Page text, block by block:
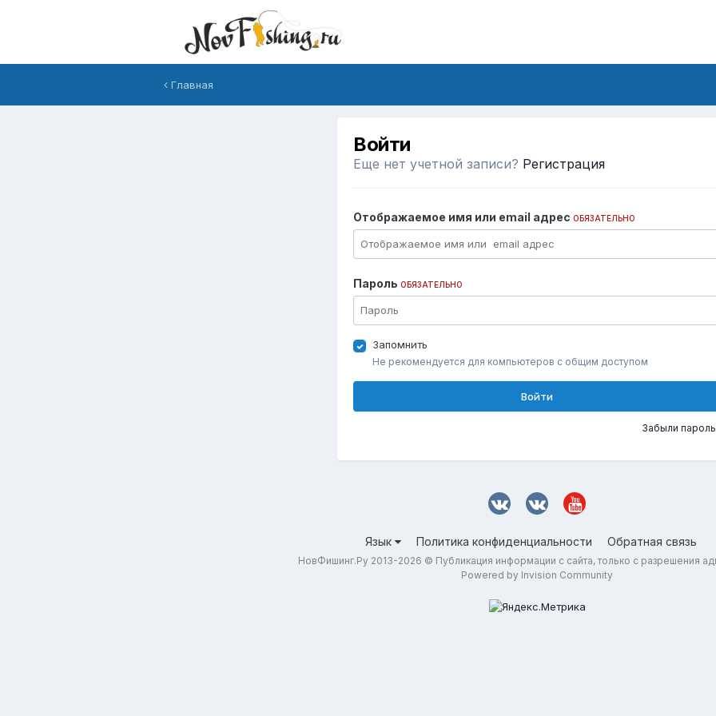
Главная
Войти
Еще нет учетной записи? Регистрация
Отображаемое имя или email адрес ОБЯЗАТЕЛЬНО
Пароль ОБЯЗАТЕЛЬНО
Запомнить
Не рекомендуется для компьютеров с общим доступом
Войти
Забыли
Язык Политика конфиденциальности Обратная связь
НовФишинг.Ру 2013-2026 © Публикация информации с сайта, только с разрешения
Powered by Invision Community